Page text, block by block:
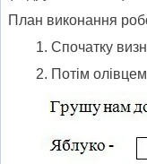
План виконання
Спочатку
Потім